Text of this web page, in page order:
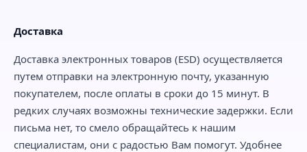
Доставка
Доставка электронных товаров (ESD) осуществляется
путем отправки на электронную почту, указанную
покупателем, после оплаты в сроки до 15 минут. В
редких случаях возможны технические задержки. Если
письма нет, то смело обращайтесь к нашим
специалистам, они с радостью Вам помогут. Удобнее